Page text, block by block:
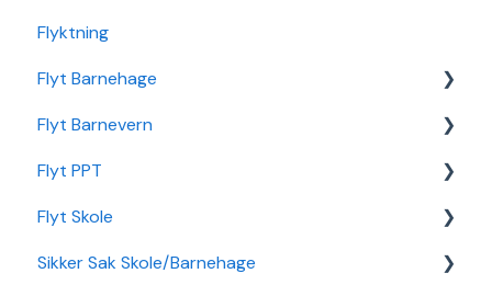
Flyktning
Flyt Barnehage
Flyt Barnehage Hjelpeside
Min Barnehage (app)
Redusert foreldrebetaling
Sikker Sak Barnehage
Flyt Barnevern
Autopay
Vedtak
Ansatt
Flyt PPT
Statistikk
Flyt Skole
Integrasjon Sikker Sak
Sikker Sak Skole/Barnehage